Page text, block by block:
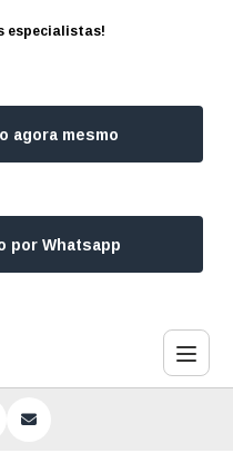
especialistas!
agora mesmo
por Whatsapp